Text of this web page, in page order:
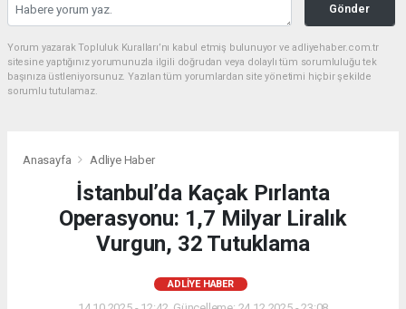
Gönder
Yorum yazarak Topluluk Kuralları’nı kabul etmiş bulunuyor ve adliyehaber.com.tr
sitesine yaptığınız yorumunuzla ilgili doğrudan veya dolaylı tüm sorumluluğu tek
başınıza üstleniyorsunuz. Yazılan tüm yorumlardan site yönetimi hiçbir şekilde
sorumlu tutulamaz.
Anasayfa Adliye Haber
İstanbul’da Kaçak Pırlanta
Operasyonu: 1,7 Milyar Liralık
Vurgun, 32 Tutuklama
ADLIYE HABER